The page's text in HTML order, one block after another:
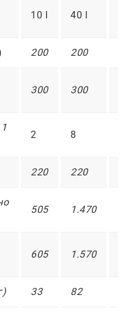
10 l 40 l
200 200
300 300
2 8
220 220
505 1.470
605 1.570
33 82